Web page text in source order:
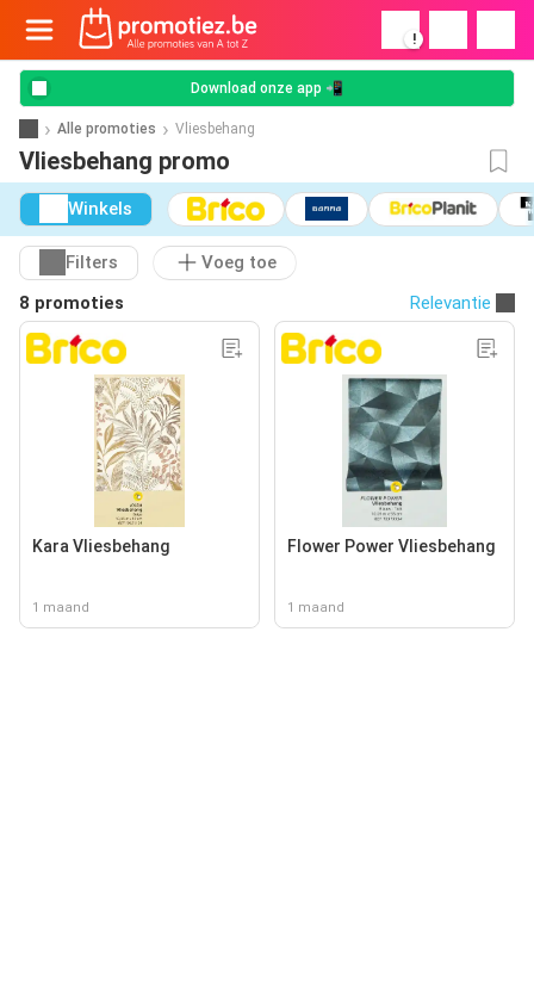
!
Download onze app 📲
Alle promoties Vliesbehang
Vliesbehang promo
Winkels
Filters
Voeg toe
8 promoties
Relevantie
Kara Vliesbehang
1 maand
Flower Power Vliesbehang
1 maand